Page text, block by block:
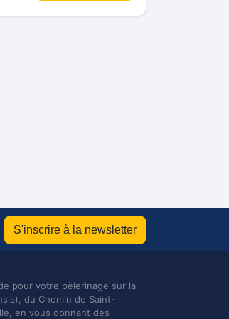
S'inscrire à la newsletter
pour votre pèlerinage sur la
du Chemin de Saint-
en vous donnant des